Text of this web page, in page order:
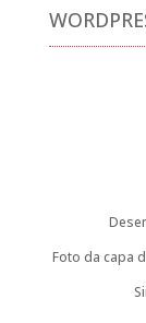
Foto da capa